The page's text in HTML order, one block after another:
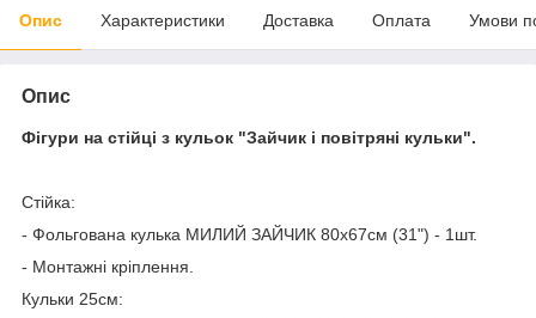
Опис Характеристики Доставка Оплата Умови
Опис
Фігури на стійці з кульок "Зайчик і повітряні кульки".
Стійка:
- Фольгована кулька МИЛИЙ ЗАЙЧИК 80х67см (31") - 1шт.
- Монтажні кріплення.
Кульки 25см: